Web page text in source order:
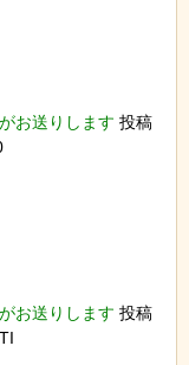
お送りします 投稿
お送りします 投稿